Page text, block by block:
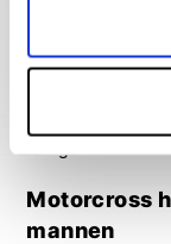
motorcrossers.
pasvorm en
crossen en geen
motorcross
Motorcross
mannen